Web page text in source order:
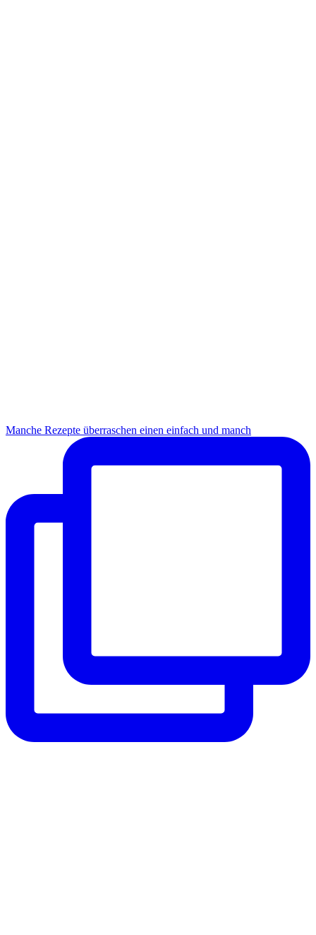
Manche Rezepte überraschen einen einfach und manch